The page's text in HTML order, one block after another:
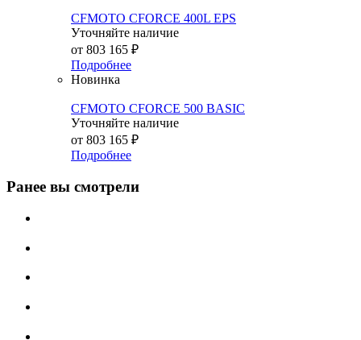
CFMOTO CFORCE 400L EPS
Уточняйте наличие
от 803 165 ₽
Подробнее
Новинка
CFMOTO CFORCE 500 BASIC
Уточняйте наличие
от 803 165 ₽
Подробнее
Ранее вы смотрели